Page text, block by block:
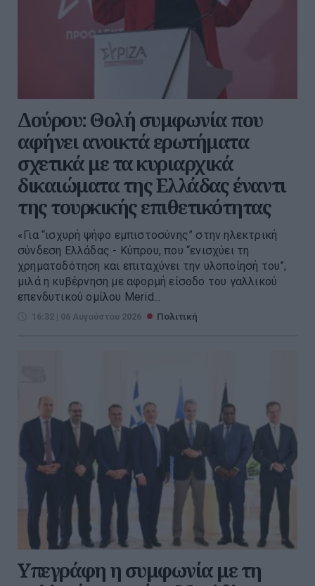
Δούρου: Θολή συμφωνία που
αφήνει ανοικτά ερωτήματα
σχετικά με τα κυριαρχικά
δικαιώματα της Ελλάδας έναντι
της τουρκικής επιθετικότητας
«Για “ισχυρή ψήφο εμπιστοσύνης” στην ηλεκτρική
σύνδεση Ελλάδας - Κύπρου, που “ενισχύει τη
χρηματοδότηση και επιταχύνει την υλοποίησή του”,
μιλά η κυβέρνηση με αφορμή είσοδο του γαλλικού
επενδυτικού ομίλου Merid...
16:32 | 06 Αυγούστου 2026 Πολιτική
Υπεγράφη η συμφωνία με τη